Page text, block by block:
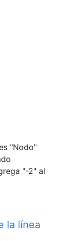
"Nodo"
"-2" al
la línea